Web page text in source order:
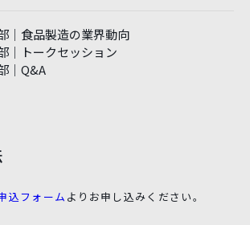
｜食品製造の業界動向
｜トークセッション
｜Q&A
込フォーム よりお申し込みください。